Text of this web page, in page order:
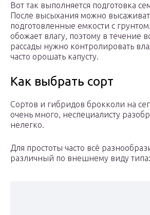
Вот так выполняется подготовка
После высыхания можно
подготовленные емкости с
обожает влагу, поэтому в течение
рассады нужно контролировать
часто орошать капусту.
Как выбрать сорт
Сортов и гибридов брокколи на
очень много, неспециалисту
нелегко.
Для простоты часто всё
различный по внешнему виду типа: